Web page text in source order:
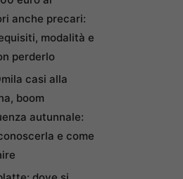
anche precari:
modalità e
perderlo
casi alla
boom
autunnale:
e come